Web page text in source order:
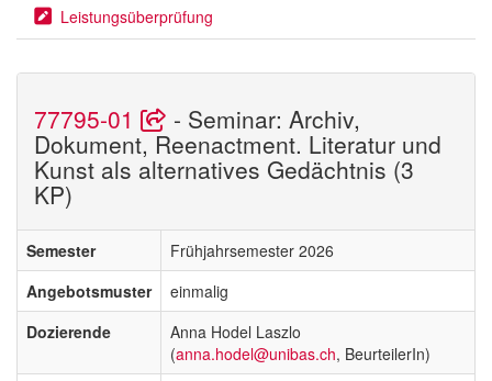
Leistungsüberprüfung
77795-01 - Seminar: Archiv,
Dokument, Reenactment. Literatur und
Kunst als alternatives Gedächtnis (3
KP)
Semester
Frühjahrsemester 2026
Angebotsmuster
einmalig
Dozierende
Anna Hodel Laszlo
(anna.hodel@unibas.ch, BeurteilerIn)